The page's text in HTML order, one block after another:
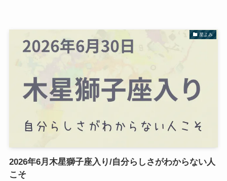
星よみ
2026年6月木星獅子座入り/自分らしさがわからない人
こそ